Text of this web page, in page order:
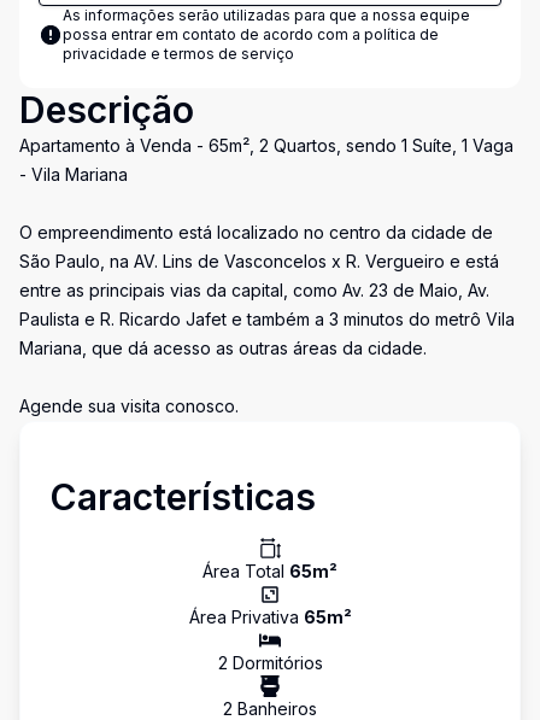
As informações serão utilizadas para que a nossa equipe
possa entrar em contato de acordo com a política de
privacidade e termos de serviço
Descrição
Apartamento à Venda - 65m², 2 Quartos, sendo 1 Suíte, 1 Vaga
- Vila Mariana
O empreendimento está localizado no centro da cidade de
São Paulo, na AV. Lins de Vasconcelos x R. Vergueiro e está
entre as principais vias da capital, como Av. 23 de Maio, Av.
Paulista e R. Ricardo Jafet e também a 3 minutos do metrô Vila
Mariana, que dá acesso as outras áreas da cidade.
Agende sua visita conosco.
Características
Área Total 65m²
Área Privativa 65m²
2 Dormitórios
2 Banheiros